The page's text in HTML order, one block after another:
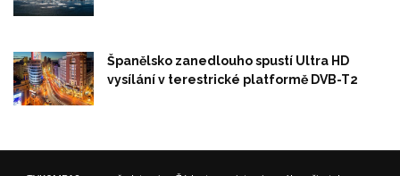
Španělsko zanedlouho spustí Ultra HD
vysílání v terestrické platformě DVB-T2